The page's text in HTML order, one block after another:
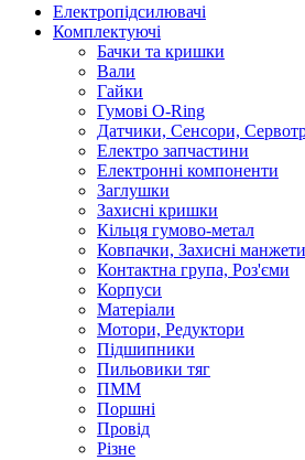
Електропідсилювачі
Комплектуючі
Бачки та кришки
Вали
Гайки
Гумові O-Ring
Датчики, Сенсори,
Електро запчастини
Електронні компоненти
Заглушки
Захисні кришки
Кільця гумово-метал
Ковпачки, Захисні манжети
Контактна група, Роз'єми
Корпуси
Матеріали
Мотори, Редуктори
Підшипники
Пильовики тяг
ПММ
Поршні
Провід
Різне